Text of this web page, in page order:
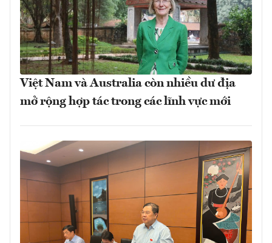
Việt Nam và Australia còn nhiều dư địa
mở rộng hợp tác trong các lĩnh vực mới